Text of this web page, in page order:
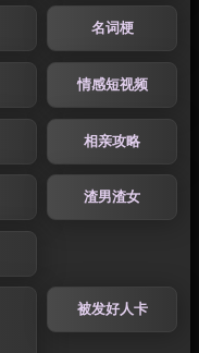
名词梗
情感短视频
相亲攻略
渣男渣女
被发好人卡